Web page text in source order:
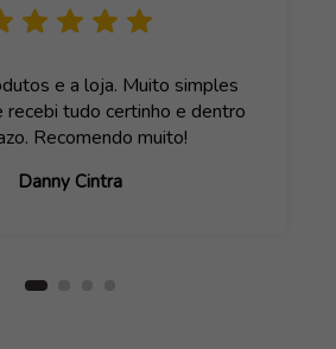
e a loja. Muito simples
recebi tudo certinho e dentro
Recomendo muito!
Danny Cintra